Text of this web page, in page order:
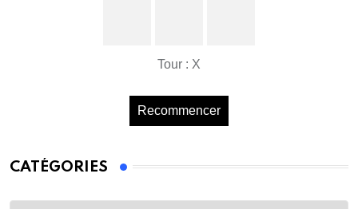
Tour : X
Recommencer
CATÉGORIES